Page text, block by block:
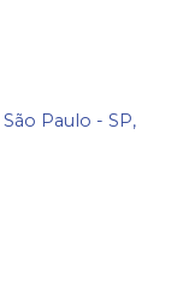
Paulo - SP,